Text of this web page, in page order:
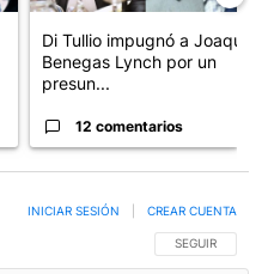
Di Tullio impugnó a Joaquín
Benegas Lynch por un
presun...
12 comentarios
SIGA ESTA
SEGUIR
INICIAR SESIÓN CREAR CUENTA